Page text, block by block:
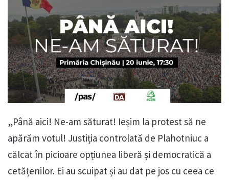
„Până aici! Ne-am săturat! Ieșim la protest să ne
apărăm votul! Justiția controlată de Plahotniuc a
călcat în picioare opțiunea liberă și democratică a
cetățenilor. Ei au scuipat și au dat pe jos cu ceea ce